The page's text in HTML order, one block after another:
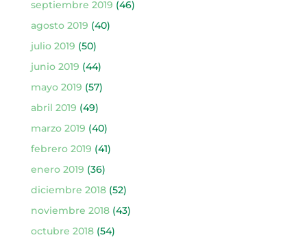
septiembre 2019 (46)
agosto 2019 (40)
julio 2019 (50)
junio 2019 (44)
mayo 2019 (57)
abril 2019 (49)
marzo 2019 (40)
febrero 2019 (41)
enero 2019 (36)
diciembre 2018(52)
noviembre 2018(43)
octubre 2018(54)